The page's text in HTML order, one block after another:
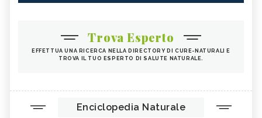
Trova Esperto
EFFETTUA UNA RICERCA NELLA DIRECTORY DI CURE-NATURALI E
TROVA IL TUO ESPERTO DI SALUTE NATURALE.
Enciclopedia Naturale